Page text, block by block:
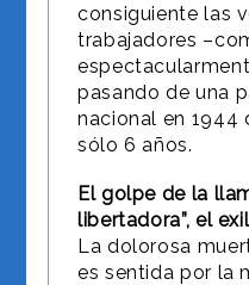
consiguiente las
trabajadores
pasando de una
nacional en 1944
sólo 6 años.
El golpe de la
libertadora”, el
La dolorosa
es sentida por la